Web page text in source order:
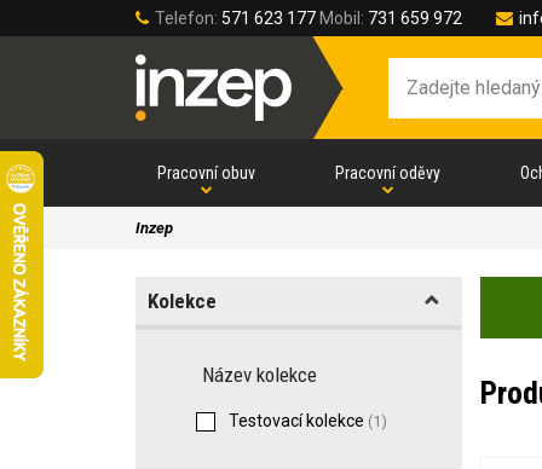
Telefon: 571 623 177 Mobil: 731 659 972
Pracovní obuv Pracovní oděvy
Inzep
Kolekce
Název kolekce
Testovací kolekce (1)